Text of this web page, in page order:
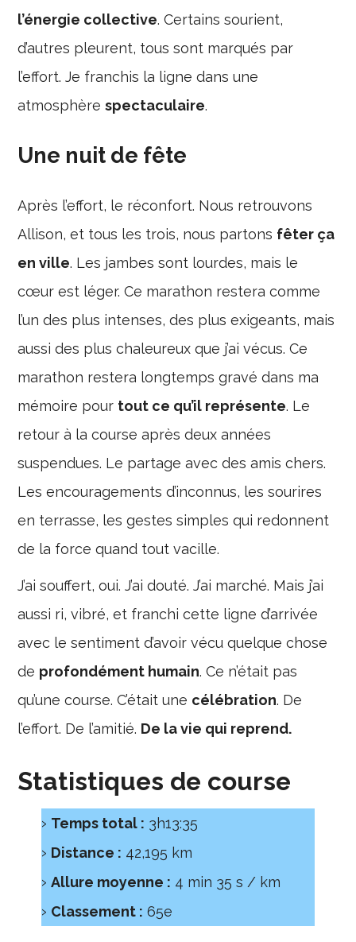
l’énergie collective. Certains sourient,
d’autres pleurent, tous sont marqués par
l’effort. Je franchis la ligne dans une
atmosphèrespectaculaire.
Une nuit de fête
Après l’effort, le réconfort. Nous retrouvons
Allison, et tous les trois, nous partons fêter ça
en ville. Les jambes sont lourdes, mais le
cœur est léger. Ce marathon restera comme
l’un des plus intenses, des plus exigeants, mais
aussi des plus chaleureux que j’ai vécus. Ce
marathon restera longtemps gravé dans ma
mémoire pour tout ce qu’il représente. Le
retour à la course après deux années
suspendues. Le partage avec des amis chers.
Les encouragements d’inconnus, les sourires
en terrasse, les gestes simples qui redonnent
de la force quand tout vacille.
J’ai souffert, oui. J’ai douté. J’ai marché. Mais j’ai
aussi ri, vibré, et franchi cette ligne d’arrivée
avec le sentiment d’avoir vécu quelque chose
de profondément humain. Ce n’était pas
qu’une course. C’était une célébration. De
l’effort. De l’amitié. De la vie qui reprend.
Statistiques de course
Temps total : 3h13:35
Distance : 42,195 km
Allure moyenne : 4 min 35 s / km
Classement : 65e